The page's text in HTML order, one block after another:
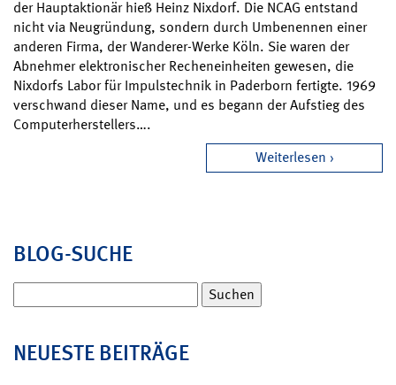
der Hauptaktionär hieß Heinz Nixdorf. Die NCAG entstand
nicht via Neugründung, sondern durch Umbenennen einer
anderen Firma, der Wanderer-Werke Köln. Sie waren der
Abnehmer elektronischer Recheneinheiten gewesen, die
Nixdorfs Labor für Impulstechnik in Paderborn fertigte. 1969
verschwand dieser Name, und es begann der Aufstieg des
Computerherstellers….
Weiterlesen
BLOG-SUCHE
nach:
NEUESTE BEITRÄGE